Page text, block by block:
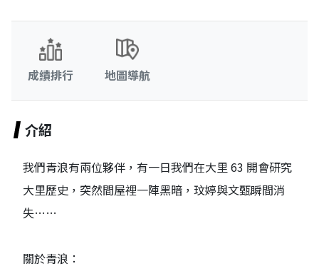
成績排行 地圖導航
介紹
我們青浪有兩位夥伴，有一日我們在大里 63 開會研究
大里歷史，突然間屋裡一陣黑暗，玟婷與文甄瞬間消
失……
關於青浪：